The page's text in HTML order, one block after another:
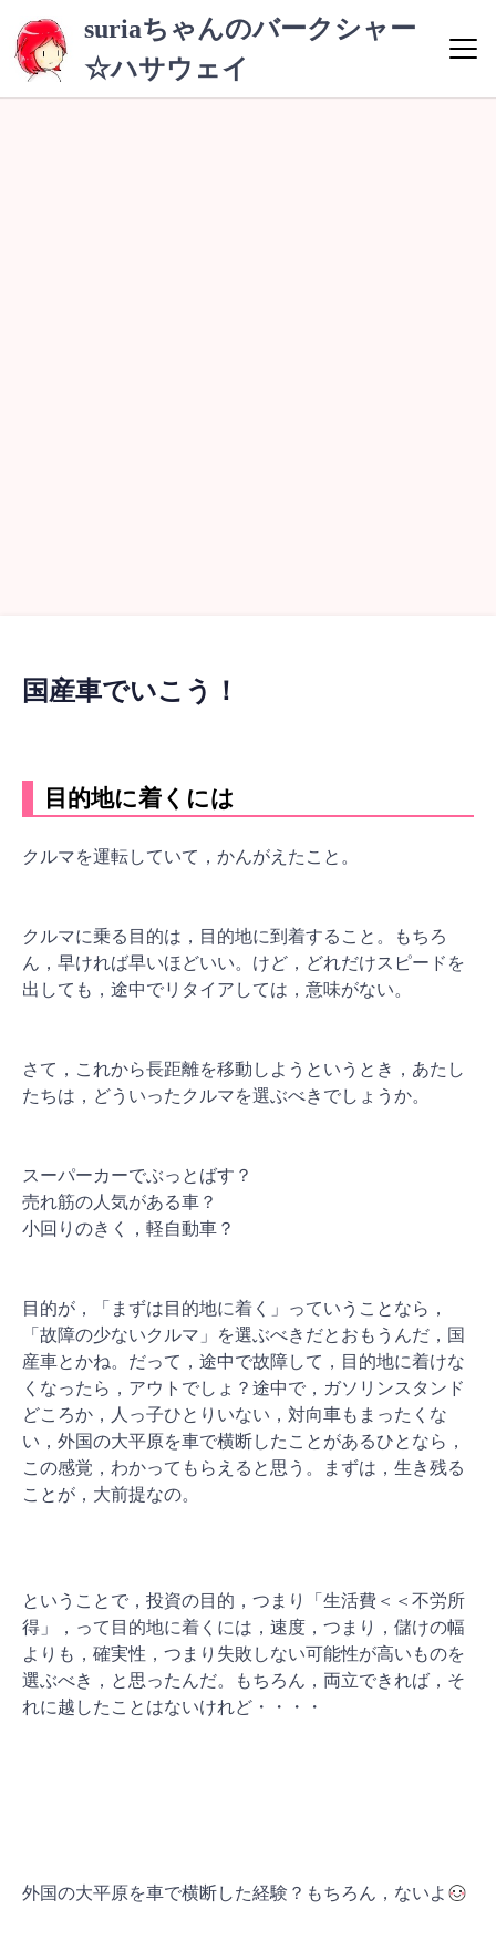
テ
suriaちゃんのバークシャー
☆ハサウェイ
国産車でいこう！
目的地に着くには
クルマを運転していて，かんがえたこと。
クルマに乗る目的は，目的地に到着すること。もちろ
ん，早ければ早いほどいい。けど，どれだけスピードを
出しても，途中でリタイアしては，意味がない。
さて，これから長距離を移動しようというとき，あたし
たちは，どういったクルマを選ぶべきでしょうか。
スーパーカーでぶっとばす？
売れ筋の人気がある車？
小回りのきく，軽自動車？
目的が，「まずは目的地に着く」っていうことなら，
「故障の少ないクルマ」を選ぶべきだとおもうんだ，国
産車とかね。だって，途中で故障して，目的地に着けな
くなったら，アウトでしょ？途中で，ガソリンスタンド
どころか，人っ子ひとりいない，対向車もまったくな
い，外国の大平原を車で横断したことがあるひとなら，
この感覚，わかってもらえると思う。まずは，生き残る
ことが，大前提なの。
ということで，投資の目的，つまり「生活費＜＜不労所
得」，って目的地に着くには，速度，つまり，儲けの幅
よりも，確実性，つまり失敗しない可能性が高いものを
選ぶべき，と思ったんだ。もちろん，両立できれば，そ
れに越したことはないけれど・・・・
外国の大平原を車で横断した経験？もちろん，ないよ